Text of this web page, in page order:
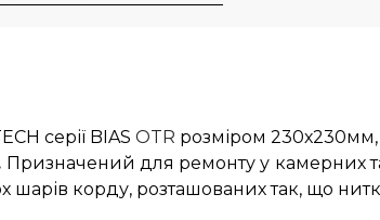
серії BIAS OTR розміром
Призначений для ремонту у камерних
шарів корду, розташованих так, що